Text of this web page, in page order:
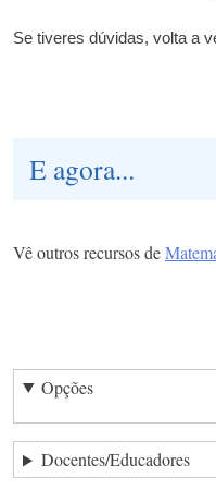
Se tiveres dúvidas, volta a
E agora...
Vê outros recursos de
Opções
Docentes/Educadores